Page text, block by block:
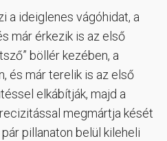
a ideiglenes vágóhidat, a
már érkezik is az első
böllér kezében, a
és már terelik is az első
elkábítják, majd a
megmártja kését
pillanaton belül kileheli